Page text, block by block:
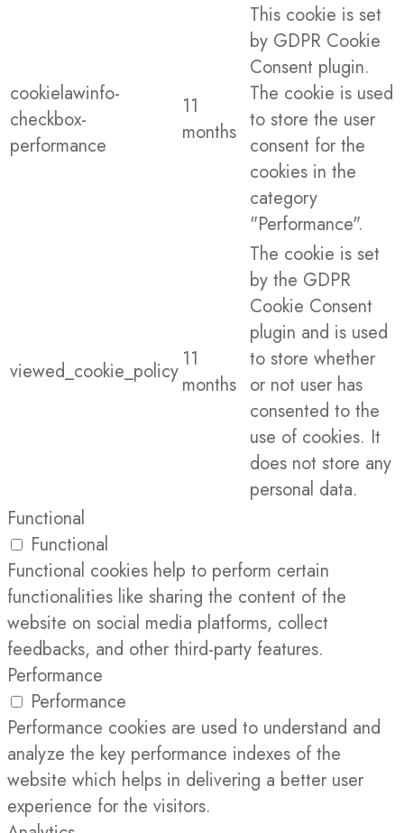
cookielawinfo-
checkbox-
performance
11
months
This cookie is set
by GDPR Cookie
Consent plugin.
The cookie is used
to store the user
consent for the
cookies in the
category
"Performance".
viewed_cookie_policy 11
months
The cookie is set
by the GDPR
Cookie Consent
plugin and is used
to store whether
or not user has
consented to the
use of cookies. It
does not store any
personal data.
Functional
Functional
Functional cookies help to perform certain
functionalities like sharing the content of the
website on social media platforms, collect
feedbacks, and other third-party features.
Performance
Performance
Performance cookies are used to understand and
analyze the key performance indexes of the
website which helps in delivering a better user
experience for the visitors.